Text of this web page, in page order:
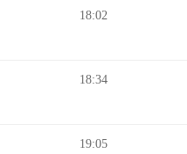
18:02
18:34
19:05